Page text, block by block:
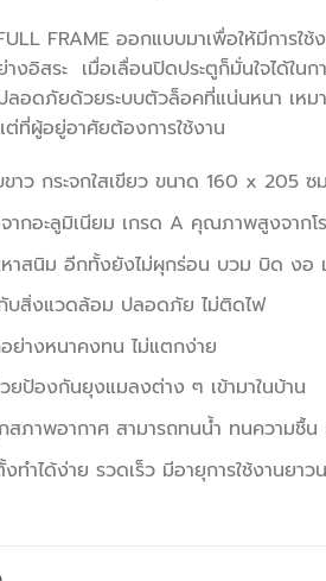
FRAME ออกแบบมาเพื่อให้มีการใ
างอิสระ เมื่อเลื่อนปิดประตูก็มั่นใจได้ใ
อดภัยด้วยระบบตัวล็อคที่แน่นหนา เหม
ที่ผู้อยู่อาศัยต้องการใช้งาน
าว กระจกใสเขียว ขนาด 160 x 205
ากอะลูมิเนียม เกรด A คุณภาพสูงจากโ
าสนิม อีกทั้งยังไม่ผุกร่อน บวม บิด งอ
บสิ่งแวดล้อม ปลอดภัย ไม่ติดไฟ
ย่างหนาคงทน ไม่แตกง่าย
ยป้องกันยุงแมลงต่าง ๆ เข้ามาในบ้าน
ภาพอากาศ สามารถทนน้ำ ทนความชื้น
ทำได้ง่าย รวดเร็ว มีอายุการใช้งานยาว